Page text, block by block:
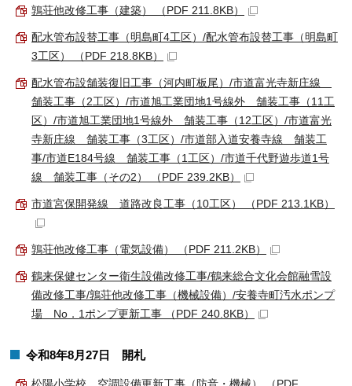
鶉荘他改修工事（建築） （PDF 211.8KB）
配水管布設替工事（明島町4工区）/配水管布設替工事（明島町
3工区） （PDF 218.8KB）
配水管布設舗装復旧工事（河内町板尾）/市道富光寺新庄線
舗装工事（2工区）/市道旭工業団地1号線外 舗装工事（11工
区）/市道旭工業団地1号線外 舗装工事（12工区）/市道富光
寺新庄線 舗装工事（3工区）/市道部入道安養寺線 舗装工
事/市道E184号線 舗装工事（1工区）/市道千代野遊歩道1号
線 舗装工事（その2） （PDF 239.2KB）
市道宮保開発線 道路改良工事（10工区） （PDF 213.1KB）
鶉荘他改修工事（電気設備） （PDF 211.2KB）
鶴来保健センター衛生設備改修工事/鶴来総合文化会館融雪設
備改修工事/鶉荘他改修工事（機械設備）/安養寺町汚水ポンプ
場 No．1ポンプ更新工事 （PDF 240.8KB）
令和8年8月27日 開札